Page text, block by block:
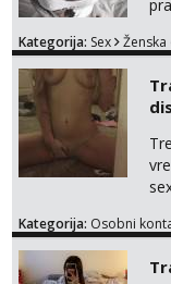
na
Kategorija: Sex
Kategorija: Osobni